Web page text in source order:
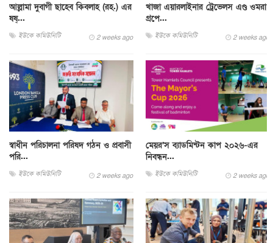
আল্লামা দুবাগী ছাহেব কিবলাহ (রহ.) এর
ষষ্...
ইউকে কমিউনিটি 2 weeks ago
খাজা এয়ারলাইনার ট্রেভেলস এণ্ড ওমরা
গ্রপে...
ইউকে কমিউনিটি 2 weeks ago
স্বাধীন পরিচালনা পরিষদ গঠন ও প্রবাসী
পরি...
ইউকে কমিউনিটি 2 weeks ago
মেয়র’স ব্যাডমিন্টন কাপ ২০২৬-এর
নিবন্ধন...
ইউকে কমিউনিটি 2 weeks ago